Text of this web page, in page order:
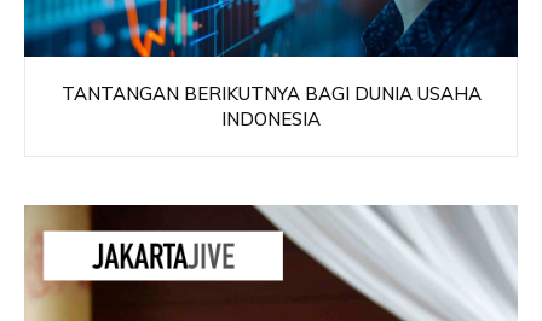
TANTANGAN BERIKUTNYA BAGI DUNIA USAHA
INDONESIA